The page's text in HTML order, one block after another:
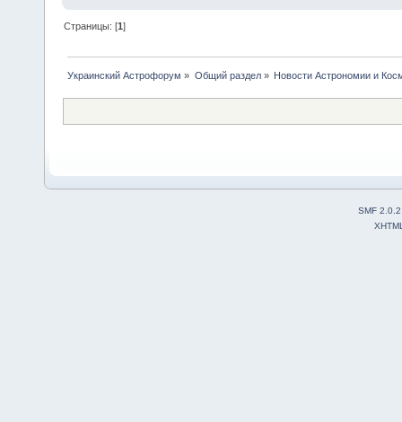
Страницы: [1]
Украинский Астрофорум » Общий раздел» Новости Астрономии и
SMF 2.0.2